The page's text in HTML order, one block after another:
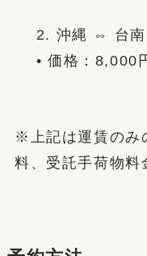
2. 沖縄 ⇔ 台南
• 価格：8,000
※上記は運賃のみ
料、受託手荷物料